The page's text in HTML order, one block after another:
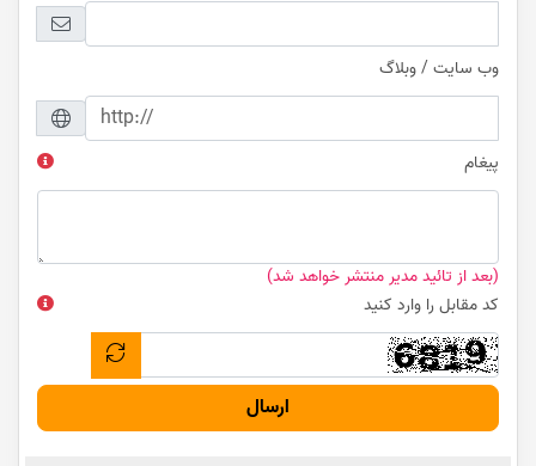
وب سایت / وبلاگ
پیغام
(بعد از تائید مدیر منتشر خواهد شد)
کد مقابل را وارد کنید
ارسال